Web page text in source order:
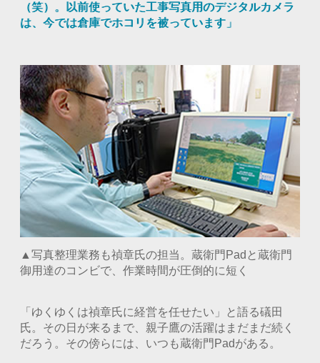
（笑）。以前使っていた工事写真用のデジタルカメラ
は、今では倉庫でホコリを被っています」
▲写真整理業務も禎章氏の担当。蔵衛門Padと蔵衛門
御用達のコンビで、作業時間が圧倒的に短く
「ゆくゆくは禎章氏に経営を任せたい」と語る礒田
氏。その日が来るまで、親子鷹の活躍はまだまだ続く
だろう。その傍らには、いつも蔵衛門Padがある。